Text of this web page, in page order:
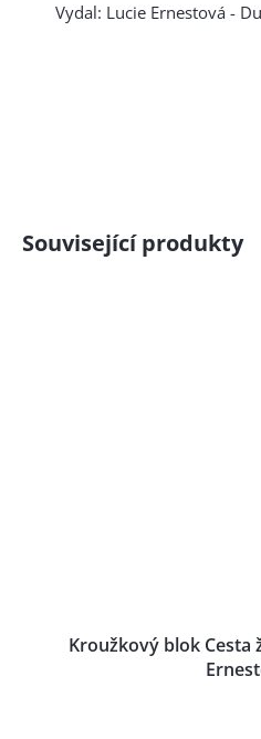
Vydal: Lucie Ernestová -
Související produkty
Kroužkový blok